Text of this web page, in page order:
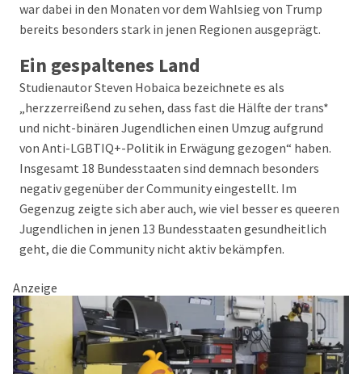
war dabei in den Monaten vor dem Wahlsieg von Trump
bereits besonders stark in jenen Regionen ausgeprägt.
Ein gespaltenes Land
Studienautor Steven Hobaica bezeichnete es als
„herzzerreißend zu sehen, dass fast die Hälfte der trans*
und nicht-binären Jugendlichen einen Umzug aufgrund
von Anti-LGBTIQ+-Politik in Erwägung gezogen“ haben.
Insgesamt 18 Bundesstaaten sind demnach besonders
negativ gegenüber der Community eingestellt. Im
Gegenzug zeigte sich aber auch, wie viel besser es queeren
Jugendlichen in jenen 13 Bundesstaaten gesundheitlich
geht, die die Community nicht aktiv bekämpfen.
Anzeige